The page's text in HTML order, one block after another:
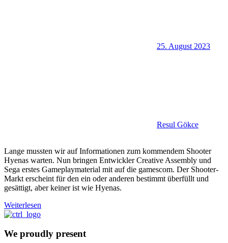
25. August 2023
Resul Gökce
Lange mussten wir auf Informationen zum kommendem Shooter
Hyenas warten. Nun bringen Entwickler Creative Assembly und
Sega erstes Gameplaymaterial mit auf die gamescom. Der Shooter-
Markt erscheint für den ein oder anderen bestimmt überfüllt und
gesättigt, aber keiner ist wie Hyenas.
Weiterlesen
We proudly present